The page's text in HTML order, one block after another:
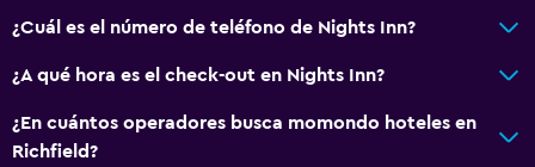
¿Cuál es el número de teléfono de Nights Inn?
¿A qué hora es el check-out en Nights Inn?
¿En cuántos operadores busca momondo hoteles en
Richfield?